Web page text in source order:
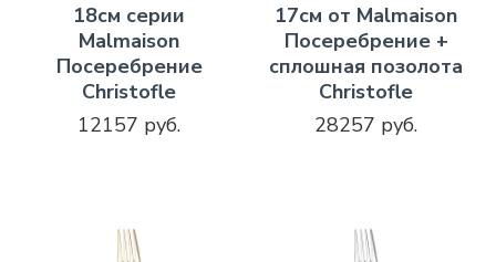
18см серии
Malmaison
Посеребрение
Christofle
12157 руб.
17см от Malmaison
Посеребрение +
сплошная позолота
Christofle
28257 руб.